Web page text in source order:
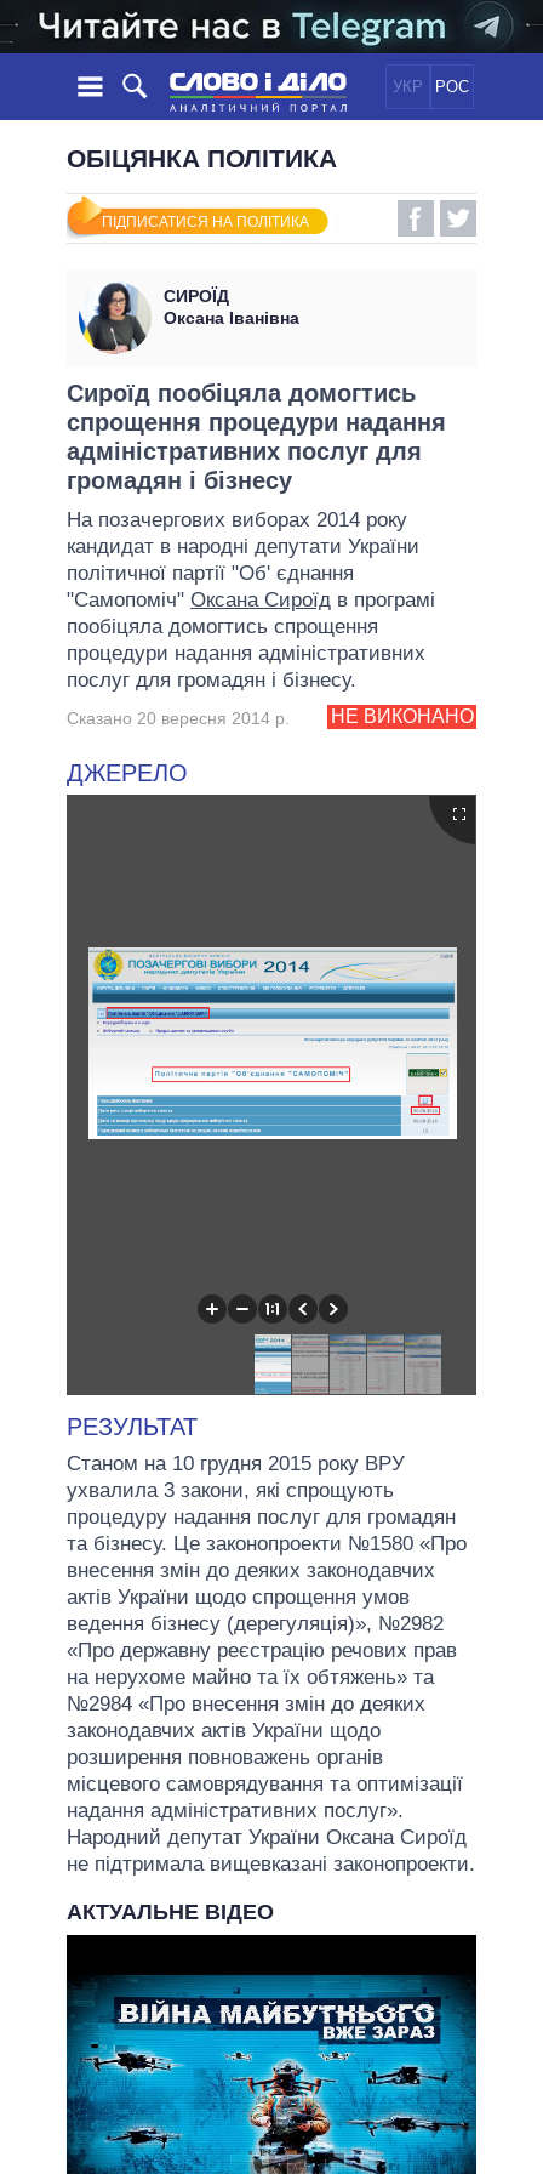
УКР РОС
НОВИНИ
СТРІЧКА
ПОДІЇ
СТАТТІ
ДУМКИ
ОГЛЯДИ
ДАЙДЖЕСТИ
ПОЛІТИКА
ЕКОНОМІКА
СВІТ
ОБIЦЯНКИ
УСІ ПОЛІТИКИ
ПРЕЗИДЕНТ І ОФІС
ВЕРХОВНА РАДА
КАБІНЕТ МІНІСТРІВ
ГОЛОВИ ОБЛАДМІНІСТРАЦІЙ
МЕРИ МІСТ
ВСІ ПЕРСОНИ
ІНФОГРАФІКА
ПІДТРИМАТИ
ПОРІВНЯННЯ ПОЛІТИКІВ
ОБІЦЯНКА ПОЛІТИКА
ПІДПИСАТИСЯ НА ПОЛІТИКА
СИРОЇД
Оксана Іванівна
Сироїд пообіцяла домогтись
спрощення процедури надання
адміністративних послуг для
громадян і бізнесу
На позачергових виборах 2014 року
кандидат в народні депутати України
політичної партії "Об' єднання
"Самопоміч" Оксана Сироїд в програмі
пообіцяла домогтись спрощення
процедури надання адміністративних
послуг для громадян і бізнесу.
НЕ ВИКОНАНО
Сказано 20 вересня 2014 р.
ДЖЕРЕЛО
РЕЗУЛЬТАТ
Станом на 10 грудня 2015 року ВРУ
ухвалила 3 закони, які спрощують
процедуру надання послуг для громадян
та бізнесу. Це законопроекти №1580 «Про
внесення змін до деяких законодавчих
актів України щодо спрощення умов
ведення бізнесу (дерегуляція)», №2982
«Про державну реєстрацію речових прав
на нерухоме майно та їх обтяжень» та
№2984 «Про внесення змін до деяких
законодавчих актів України щодо
розширення повноважень органів
місцевого самоврядування та оптимізації
надання адміністративних послуг».
Народний депутат України Оксана Сироїд
не підтримала вищевказані законопроекти.
АКТУАЛЬНЕ ВІДЕО